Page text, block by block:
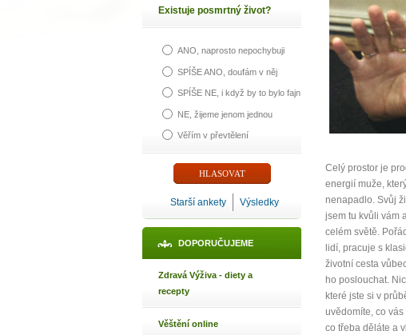
Existuje posmrtný život?
ANO, naprosto nepochybuji
SPÍŠE ANO, doufám v něj
SPÍŠE NE, i když by to bylo fajn
NE, žijeme jenom jednou
Věřím v převtělení
Starší ankety Výsledky
DOPORUČUJEME
Zdravá Výživa - diety a
recepty
Věštění online
Celý prostor je
energií muže,
nenapadlo. Svůj
jsem tu kvůli vám
celém světě.
lidí, pracuje s
životní cesta
ho poslouchat.
které jste si v
uvědomíte, co
co třeba děláte a